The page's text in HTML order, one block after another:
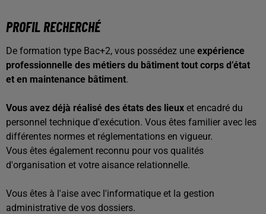
PROFIL RECHERCHÉ
De formation type Bac+2, vous possédez une expérience
professionnelle des métiers du bâtiment tout corps d’état
et en maintenance bâtiment.
Vous avez déjà réalisé des états des lieux et encadré du
personnel technique d'exécution. Vous êtes familier avec les
différentes normes et réglementations en vigueur.
Vous êtes également reconnu pour vos qualités
d'organisation et votre aisance relationnelle.
Vous êtes à l'aise avec l'informatique et la gestion
administrative de vos dossiers.